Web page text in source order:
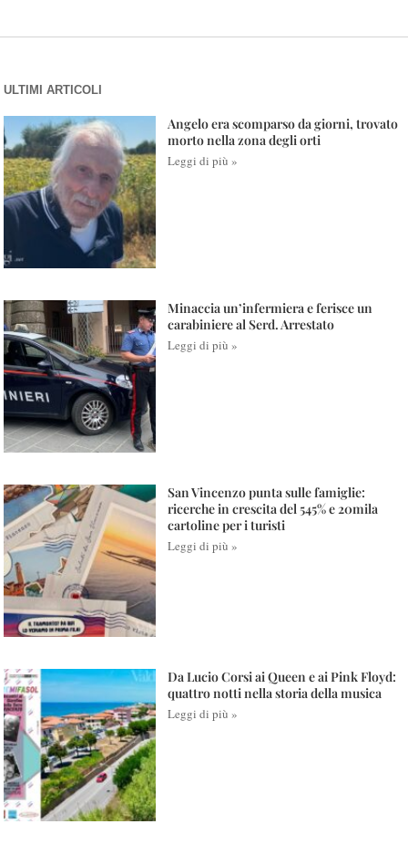
ULTIMI ARTICOLI
Angelo era scomparso da giorni, trovato
morto nella zona degli orti
Leggi di più »
Minaccia un’infermiera e ferisce un
carabiniere al Serd. Arrestato
Leggi di più »
San Vincenzo punta sulle famiglie:
ricerche in crescita del 545% e 20mila
cartoline per i turisti
Leggi di più »
Da Lucio Corsi ai Queen e ai Pink Floyd:
quattro notti nella storia della musica
Leggi di più »